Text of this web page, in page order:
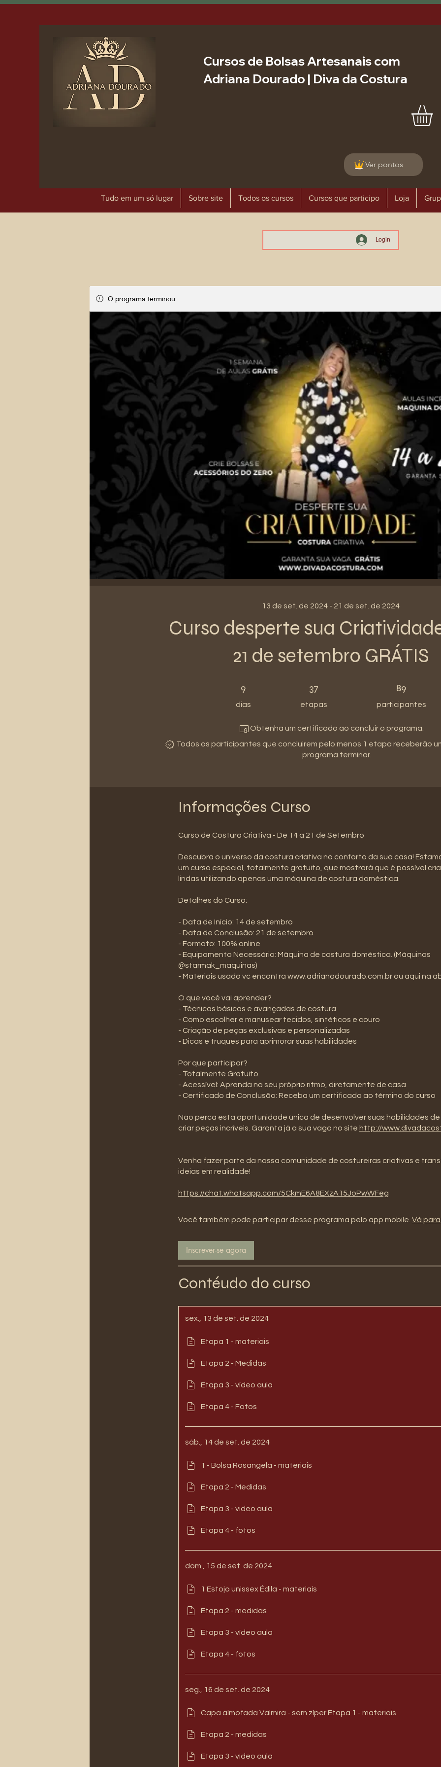
Cursos de Bolsas Artesanais com
Adriana Dourado | Diva da Costura
Ver pontos
Tudo em um só lugar Sobre site Todos os cursos Cursos que participo Loja
Login
O programa terminou
Curso desperte sua
21 de setembro GRÁTIS
13 de set. de 2024 - 21 de set. de 2024
9
dias
37
etapas
89
participantes
89 participantes
Obtenha um certificado ao concluir o programa.
Todos os participantes que concluirem pelo menos 1 etapa receberão
programa terminar.
Informações Curso
Curso de Costura Criativa - De 14 a 21 de Setembro
Descubra o universo da costura criativa no conforto da sua casa!
um curso especial, totalmente gratuito, que mostrará que é possível
lindas utilizando apenas uma máquina de costura doméstica.
Detalhes do Curso:
- Data de Início: 14 de setembro
- Data de Conclusão: 21 de setembro
- Formato: 100% online
- Equipamento Necessário: Máquina de costura doméstica. (Máquinas
@starmak_maquinas)
- Materiais usado vc encontra www.adrianadourado.com.br ou aqui na
O que você vai aprender?
- Técnicas básicas e avançadas de costura
- Como escolher e manusear tecidos, sintéticos e couro
- Criação de peças exclusivas e personalizadas
- Dicas e truques para aprimorar suas habilidades
Por que participar?
- Totalmente Gratuito.
- Acessível: Aprenda no seu próprio ritmo, diretamente de casa
- Certificado de Conclusão: Receba um certificado ao término do curso
Não perca esta oportunidade única de desenvolver suas habilidades
criar peças incríveis. Garanta já a sua vaga no site http://
Venha fazer parte da nossa comunidade de costureiras criativas e
ideias em realidade!
https://chat.whatsapp.com/5CkmE6A8EXzA15JoPwWFeg
Você também pode participar desse programa pelo app mobile. Vá
Inscrever-se agora
Contéudo do curso
sex., 13 de set. de 2024
Etapa 1 - materiais
Etapa 2 - Medidas
Etapa 3 - vídeo aula
Etapa 4 - Fotos
sáb., 14 de set. de 2024
1 - Bolsa Rosangela - materiais
Etapa 2 - Medidas
Etapa 3 - video aula
Etapa 4 - fotos
dom., 15 de set. de 2024
1 Estojo unissex Édila - materiais
Etapa 2 - medidas
Etapa 3 - vídeo aula
Etapa 4 - fotos
seg., 16 de set. de 2024
Capa almofada Valmira - sem zíper Etapa 1 - materiais
Etapa 2 - medidas
Etapa 3 - vídeo aula